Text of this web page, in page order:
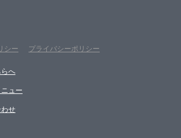
シー プライバシーポリシー
へ
ュー
せ